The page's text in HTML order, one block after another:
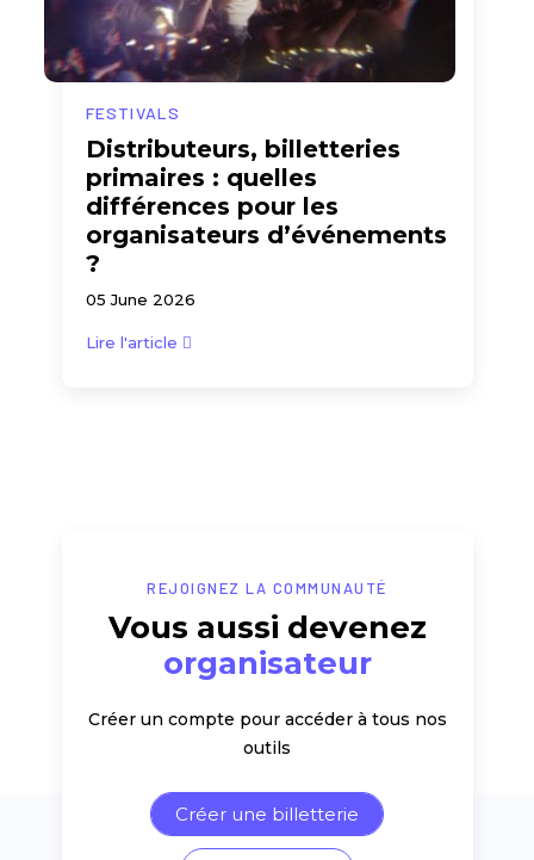
FESTIVALS
Distributeurs, billetteries
primaires : quelles
différences pour les
organisateurs d’événements
?
05 June 2026
Lire l'article
REJOIGNEZ LA COMMUNAUTÉ
Vous aussi devenez
organisateur
Créer un compte pour accéder à tous nos
outils
Créer une billetterie